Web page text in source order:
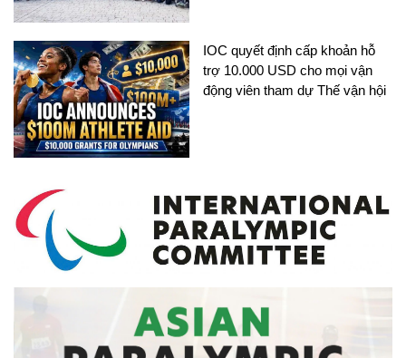
IOC quyết định cấp khoản hỗ
trợ 10.000 USD cho mọi vận
động viên tham dự Thế vận hội